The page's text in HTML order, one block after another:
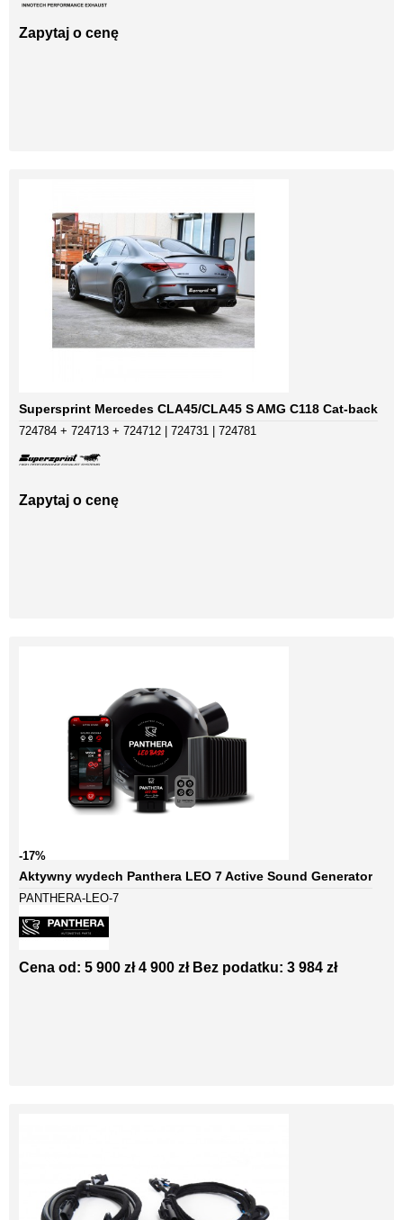
Zapytaj o cenę
Supersprint Mercedes CLA45/CLA45 S AMG C118 Cat-back
724784 + 724713 + 724712 | 724731 | 724781
Zapytaj o cenę
-17%
Aktywny wydech Panthera LEO 7 Active Sound Generator
PANTHERA-LEO-7
Cena od: 5 900 zł 4 900 zł Bez podatku: 3 984 zł